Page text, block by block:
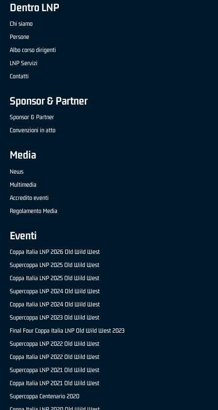
Dentro LNP
Chi siamo
Persone
Albo corso dirigenti
LNP Servizi
Contatti
Sponsor & Partner
Sponsor & Partner
Convenzioni in atto
Media
News
Multimedia
Accredito eventi
Regolamento Media
Eventi
Coppa Italia LNP 2026 Old Wild West
Supercoppa LNP 2025 Old Wild West
Coppa Italia LNP 2025 Old Wild West
Supercoppa LNP 2024 Old Wild West
Coppa Italia LNP 2024 Old Wild West
Supercoppa LNP 2023 Old Wild West
Final Four Coppa Italia LNP Old Wild West 2023
Supercoppa LNP 2022 Old Wild West
Coppa Italia LNP 2022 Old Wild West
Supercoppa LNP 2021 Old Wild West
Coppa Italia LNP 2021 Old Wild West
Supercoppa Centenario 2020